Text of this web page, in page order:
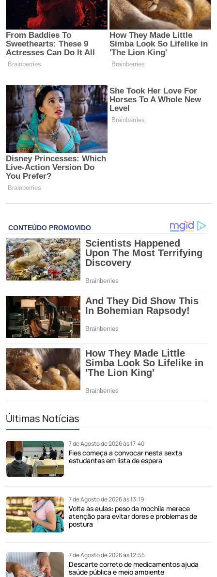
Últimas Notícias
7 de Agosto de 2026 às 17:40
Fies começa a convocar nesta sexta
estudantes em lista de espera
7 de Agosto de 2026 às 13:19
Volta às aulas: peso da mochila merece
atenção para evitar dores e problemas de
postura
7 de Agosto de 2026 às 12:55
Descarte correto de medicamentos ajuda
saúde pública e meio ambiente